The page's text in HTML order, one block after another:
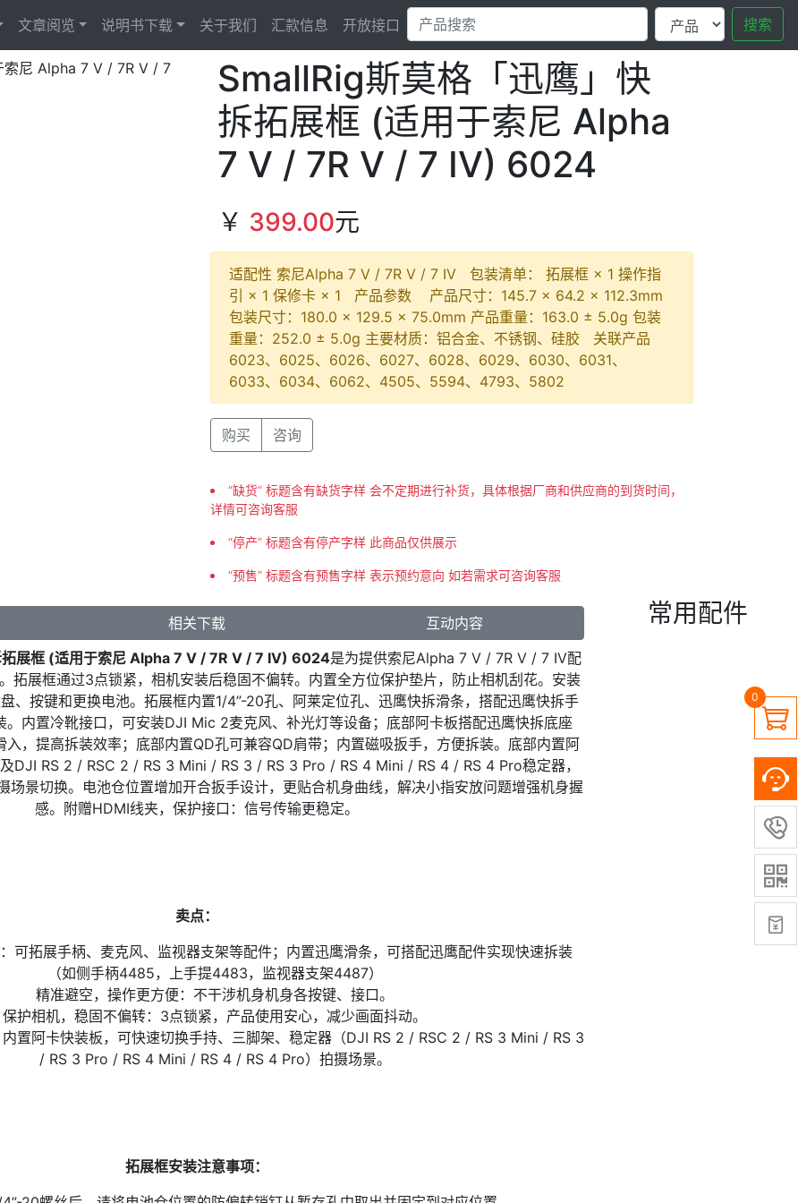
文章阅览 说明书下载 关于我们 汇款信息 开放接口 搜索

0



SmallRig斯莫格「迅鹰」快
拆拓展框 (适用于索尼 Alpha
7 V / 7R V / 7 IV) 6024
￥ 399.00元
适配性 索尼Alpha 7 V / 7R V / 7 IV 包装清单： 拓展框 × 1 操作指
引 × 1 保修卡 × 1 产品参数 产品尺寸：145.7 × 64.2 × 112.3mm
包装尺寸：180.0 × 129.5 × 75.0mm 产品重量：163.0 ± 5.0g 包装
重量：252.0 ± 5.0g 主要材质：铝合金、不锈钢、硅胶 关联产品
6023、6025、6026、6027、6028、6029、6030、6031、
6033、6034、6062、4505、5594、4793、5802
购买 咨询
“缺货” 标题含有缺货字样 会不定期进行补货，具体根据厂商和供应商的到货时间，
详情可咨询客服
“停产” 标题含有停产字样 此商品仅供展示
“预售” 标题含有预售字样 表示预约意向 如若需求可咨询客服
相关下载
互动内容
展框 (适用于索尼 Alpha 7 V / 7R V / 7 IV) 6024是为提供索尼Alpha 7 V / 7R V / 7 IV配
拓展框通过3点锁紧，相机安装后稳固不偏转。内置全方位保护垫片，防止相机刮花。安装
、按键和更换电池。拓展框内置1/4”-20孔、阿莱定位孔、迅鹰快拆滑条，搭配迅鹰快拆手
内置冷靴接口，可安装DJI Mic 2麦克风、补光灯等设备；底部阿卡板搭配迅鹰快拆底座
，提高拆装效率；底部内置QD孔可兼容QD肩带；内置磁吸扳手，方便拆装。底部内置阿
DJI RS 2 / RSC 2 / RS 3 Mini / RS 3 / RS 3 Pro / RS 4 Mini / RS 4 / RS 4 Pro稳定器，
场景切换。电池仓位置增加开合扳手设计，更贴合机身曲线，解决小指安放问题增强机身握
感。附赠HDMI线夹，保护接口：信号传输更稳定。
卖点：
可拓展手柄、麦克风、监视器支架等配件；内置迅鹰滑条，可搭配迅鹰配件实现快速拆装
（如侧手柄4485，上手提4483，监视器支架4487）
精准避空，操作更方便：不干涉机身机身各按键、接口。
保护相机，稳固不偏转：3点锁紧，产品使用安心，减少画面抖动。
置阿卡快装板，可快速切换手持、三脚架、稳定器（DJI RS 2 / RSC 2 / RS 3 Mini / RS 3
/ RS 3 Pro / RS 4 Mini / RS 4 / RS 4 Pro）拍摄场景。
拓展框安装注意事项：
常用配件